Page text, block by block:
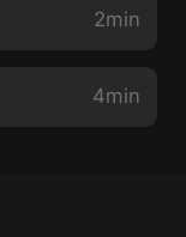
2min
4min